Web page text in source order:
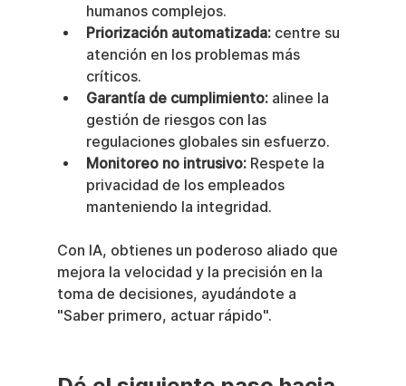
humanos complejos.
Priorización automatizada: centre su
atención en los problemas más
críticos.
Garantía de cumplimiento: alinee la
gestión de riesgos con las
regulaciones globales sin esfuerzo.
Monitoreo no intrusivo: Respete la
privacidad de los empleados
manteniendo la integridad.
Con IA, obtienes un poderoso aliado que
mejora la velocidad y la precisión en la
toma de decisiones, ayudándote a
"Saber primero, actuar rápido".